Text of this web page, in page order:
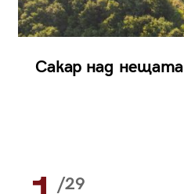
Сакар над нещата
/29